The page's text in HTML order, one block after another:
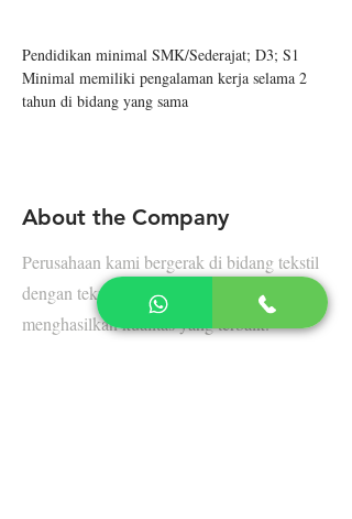
Pendidikan minimal SMK/Sederajat; D3; S1
Minimal memiliki pengalaman kerja selama 2
tahun di bidang yang sama
About the Company
Perusahaan kami bergerak di bidang tekstil
dengan teknologi yang canggih untuk
menghasilkan kualitas yang terbaik.